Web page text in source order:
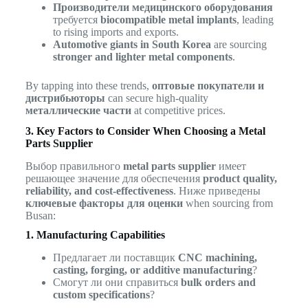
Производители медицинского оборудования
требуется biocompatible metal implants, leading
to rising imports and exports.
Automotive giants in South Korea are sourcing
stronger and lighter metal components.
By tapping into these trends, оптовые покупатели и
дистрибьюторы can secure high-quality
металлические частиat competitive prices.
3. Key Factors to Consider When Choosing a Metal
Parts Supplier
Выбор правильного metal parts supplierимеет
решающее значение для обеспечения product quality,
reliability, and cost-effectiveness. Ниже приведены
ключевые факторы для оценкиwhen sourcing from
Busan:
1. Manufacturing Capabilities
Предлагает ли поставщик CNC machining,
casting, forging, or additive manufacturing?
Смогут ли они справиться bulk orders and
custom specifications?